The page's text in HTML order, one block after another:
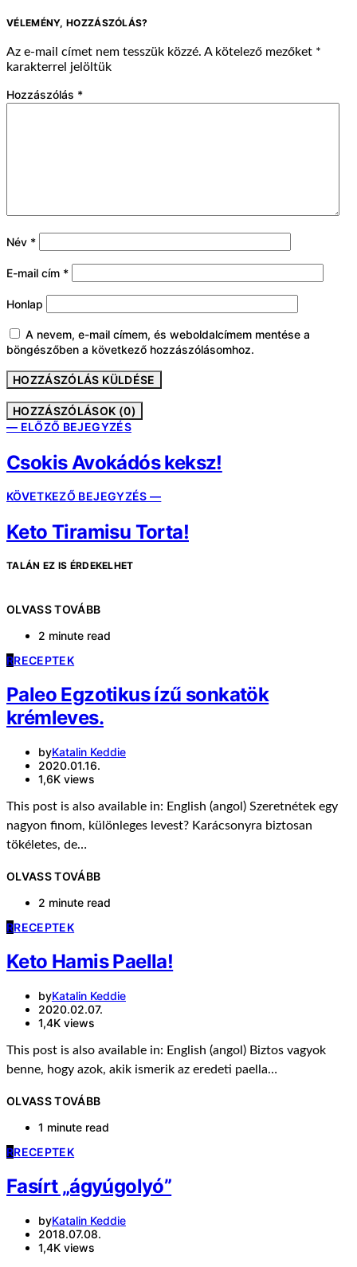
VÉLEMÉNY, HOZZÁSZÓLÁS?
Az e-mail címet nem tesszük közzé. A kötelező mezőket *
karakterrel jelöltük
Hozzászólás *
Név *
E-mail cím *
Honlap
A nevem, e-mail címem, és weboldalcímem mentése a
böngészőben a következő hozzászólásomhoz.
HOZZÁSZÓLÁSOK (0)
— ELŐZŐ BEJEGYZÉS
Csokis Avokádós keksz!
KÖVETKEZŐ BEJEGYZÉS —
Keto Tiramisu Torta!
TALÁN EZ IS ÉRDEKELHET
OLVASS TOVÁBB
2 minute read
RRECEPTEK
Paleo Egzotikus ízű sonkatök
krémleves.
byKatalin Keddie
2020.01.16.
1,6K views
This post is also available in: English (angol) Szeretnétek egy
nagyon finom, különleges levest? Karácsonyra biztosan
tökéletes, de…
OLVASS TOVÁBB
2 minute read
RRECEPTEK
Keto Hamis Paella!
byKatalin Keddie
2020.02.07.
1,4K views
This post is also available in: English (angol) Biztos vagyok
benne, hogy azok, akik ismerik az eredeti paella…
OLVASS TOVÁBB
1 minute read
RRECEPTEK
Fasírt „ágyúgolyó”
byKatalin Keddie
2018.07.08.
1,4K views